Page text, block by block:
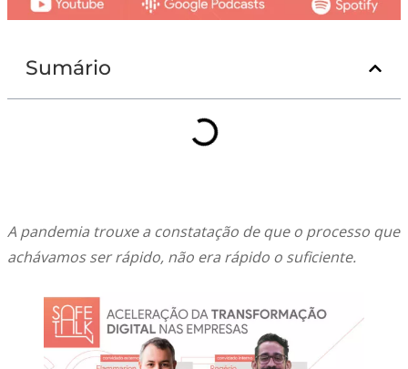
Sumário
A pandemia trouxe a constatação de que o processo que
achávamos ser rápido, não era rápido o suficiente.